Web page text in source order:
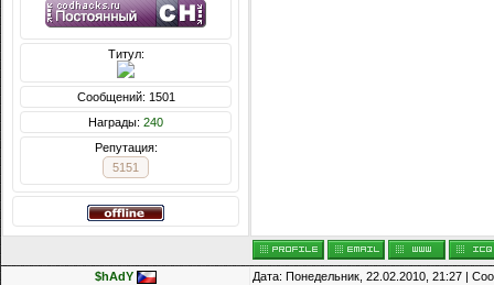
Титул:
Сообщений: 1501
Награды: 240
Репутация:
5151
$hAdY Дата: Понедельник, 22.02.2010, 21:27 |